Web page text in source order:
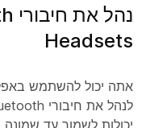
נהל את חיבורי Bluetooth
Headsets
לנהל את חיבורי Bluetooth